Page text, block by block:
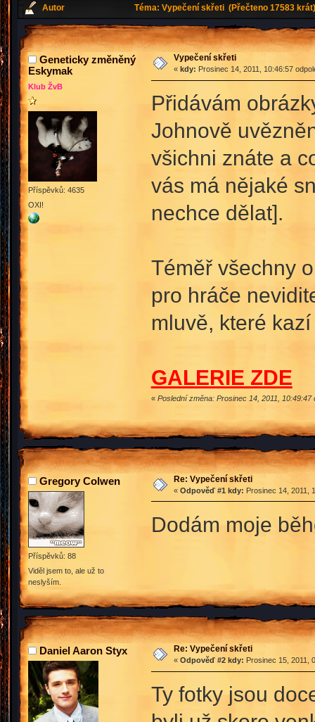
Autor Téma: Vypečení skřeti (Přečteno 17583
Geneticky změněný
Eskymak
Klub ŽvB
Příspěvků: 4635
OXI!
Vypečení skřeti
« kdy: Prosinec 14, 2011, 10:46:57
Přidávám
Johnově
všichni znáte a
vás má nějaké
nechce dělat].
Téměř všechny
pro hráče
mluvě, které
GALERIE ZDE
« Poslední změna: Prosinec 14, 2011, 10:49:47
Gregory Colwen
Příspěvků: 88
Viděl jsem to, ale už to
neslyším.
Re: Vypečení skřeti
« Odpověď #1 kdy: Prosinec 14, 2011,
Dodám moje
Daniel Aaron Styx Re: Vypečení skřeti
« Odpověď #2 kdy: Prosinec 15, 2011,
Ty fotky jsou